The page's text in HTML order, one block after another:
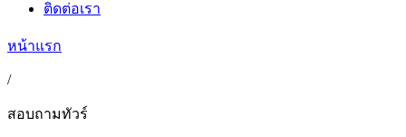
ติดต่อเรา
หน้าแรก
/
สอบถามทัวร์